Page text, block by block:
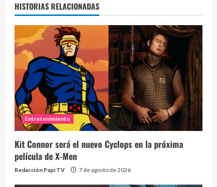
HISTORIAS RELACIONADAS
Entretenimiento
Kit Connor será el nuevo Cyclops en la próxima
película de X-Men
Redacción Papi TV 7 de agosto de 2026